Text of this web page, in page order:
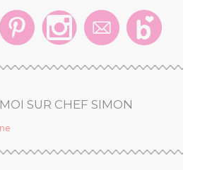
SUR CHEF SIMON